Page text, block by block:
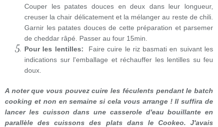
Couper les patates douces en deux dans leur longueur,
creuser la chair délicatement et la mélanger au reste de chili.
Garnir les patates douces de cette préparation et parsemer
de cheddar râpé. Passer au four 15min.
Pour les lentilles: Faire cuire le riz basmati en suivant les
indications sur l'emballage et réchauffer les lentilles su feu
doux.
A noter que vous pouvez cuire les féculents pendant le batch
cooking et non en semaine si cela vous arrange ! Il suffira de
lancer les cuisson dans une casserole d'eau bouillante en
parallèle des cuissons des plats dans le Cookeo. J'avais